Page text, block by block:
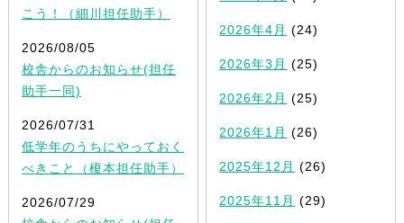
こう！（細川担任助手）
2026/08/05
校舎からのお知らせ(担任
助手一同)
2026/07/31
低学年のうちにやっておく
べきこと（榎本担任助手）
2026/07/29
2026年4月 (24)
2026年3月 (25)
2026年2月 (25)
2026年1月 (26)
2025年12月 (26)
2025年11月 (29)